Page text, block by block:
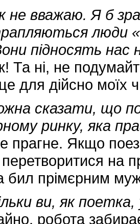
вважаю. Я б
люди
підносять нас
Та ні, не
для дійсно моїх
сказати, що
ринку, яка
Якщо
на
бил прімєрним
ви, як
робота